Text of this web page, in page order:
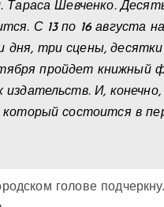
Шевченко.
С 13 по 16 августа
три сцены,
пройдет книжный
издательств. И,
который состоится в
голове